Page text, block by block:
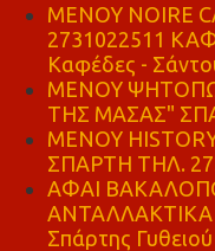
MENOY NOIRE
2731022511
Καφέδες -
ΜΕΝΟΥ
ΤΗΣ ΜΑΣΑΣ"
ΜΕΝΟΥ
ΣΠΑΡΤΗ ΤΗΛ.
ΑΦΑΙ
Σπάρτης